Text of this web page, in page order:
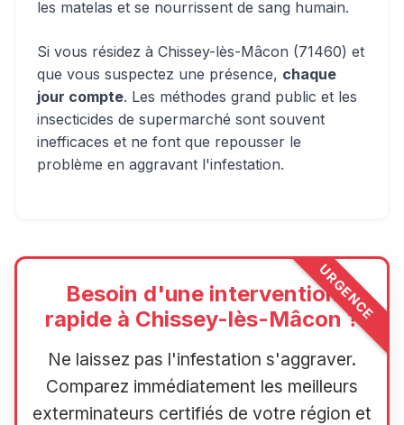
les matelas et se nourrissent de sang humain.
Si vous résidez à Chissey-lès-Mâcon (71460) et
que vous suspectez une présence, chaque
jour compte. Les méthodes grand public et les
insecticides de supermarché sont souvent
inefficaces et ne font que repousser le
problème en aggravant l'infestation.
URGENCE
Besoin d'une intervention
rapide à Chissey-lès-Mâcon ?
Ne laissez pas l'infestation s'aggraver.
Comparez immédiatement les meilleurs
exterminateurs certifiés de votre région et